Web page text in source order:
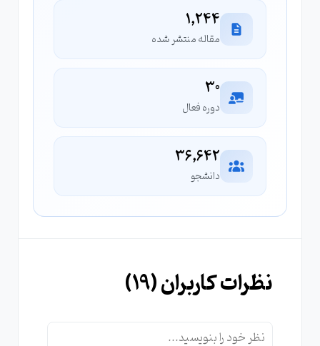
1,244
مقاله منتشر شده
30
دوره فعال
36,642
دانشجو
نظرات کاربران (19
)